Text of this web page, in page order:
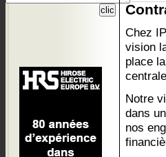
Chez
vision
place
Notre
dans
nos